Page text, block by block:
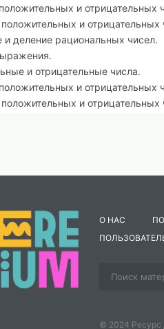
и отрицательных
и отрицательных
деление рациональных чисел.
и отрицательные числа.
и отрицательных
и отрицательных
О НАС
© 2024 Ресурс